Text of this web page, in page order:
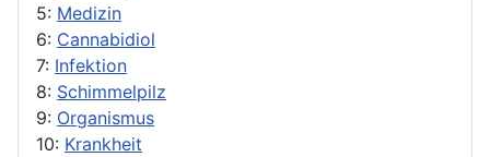
5: Medizin
6: Cannabidiol
7: Infektion
8: Schimmelpilz
9: Organismus
10: Krankheit